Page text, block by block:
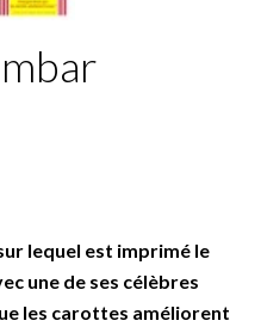
lequel est imprimé le
une de ses célèbres
les carottes améliorent